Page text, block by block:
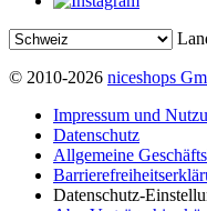
© 2010-2026 niceshops
Impressum und
Datenschutz
Allgemeine
Datenschutz-